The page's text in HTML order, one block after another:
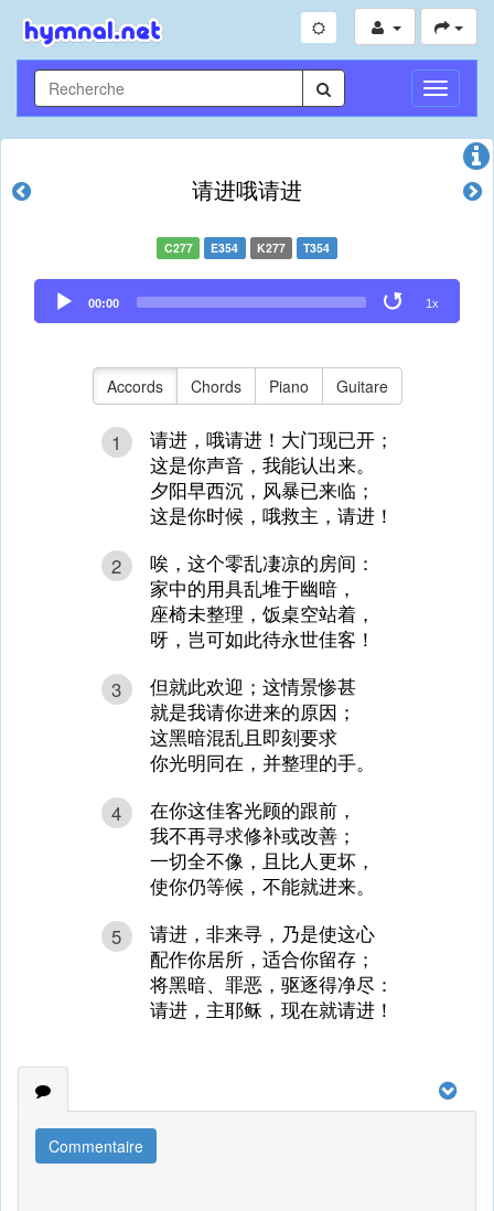
Toggle
请进哦请进
C277 E354 K277 T354
Audio
Player
00:00 1x
Accords Chords Piano Guitare
1
请进，哦请进！大门现已开；
这是你声音，我能认出来。
夕阳早西沉，风暴已来临；
这是你时候，哦救主，请进！
2
唉，这个零乱凄凉的房间：
家中的用具乱堆于幽暗，
座椅未整理，饭桌空站着，
呀，岂可如此待永世佳客！
3
但就此欢迎；这情景惨甚
就是我请你进来的原因；
这黑暗混乱且即刻要求
你光明同在，并整理的手。
4
在你这佳客光顾的跟前，
我不再寻求修补或改善；
一切全不像，且比人更坏，
使你仍等候，不能就进来。
5
请进，非来寻，乃是使这心
配作你居所，适合你留存；
将黑暗、罪恶，驱逐得净尽：
请进，主耶稣，现在就请进！
Commentaire